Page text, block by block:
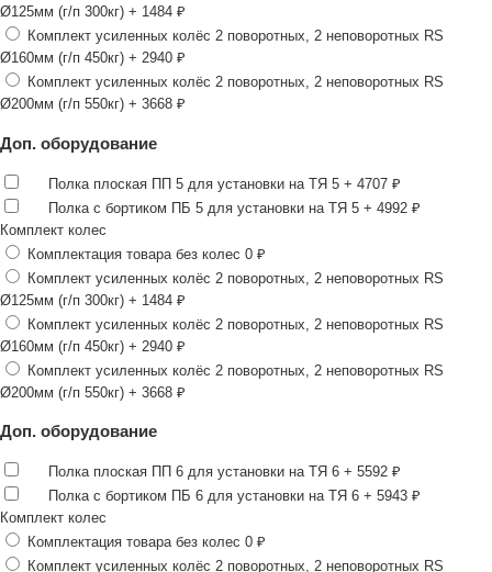
Ø125мм (г/п 300кг) + 1484 ₽
Комплект усиленных колёс 2 поворотных, 2 неповоротных RS
Ø160мм (г/п 450кг) + 2940 ₽
Комплект усиленных колёс 2 поворотных, 2 неповоротных RS
Ø200мм (г/п 550кг) + 3668 ₽
Доп. оборудование
Полка плоская ПП 5 для установки на ТЯ 5 + 4707 ₽
Полка с бортиком ПБ 5 для установки на ТЯ 5 + 4992 ₽
Комплект колес
Комплектация товара без колес 0 ₽
Комплект усиленных колёс 2 поворотных, 2 неповоротных RS
Ø125мм (г/п 300кг) + 1484 ₽
Комплект усиленных колёс 2 поворотных, 2 неповоротных RS
Ø160мм (г/п 450кг) + 2940 ₽
Комплект усиленных колёс 2 поворотных, 2 неповоротных RS
Ø200мм (г/п 550кг) + 3668 ₽
Доп. оборудование
Полка плоская ПП 6 для установки на ТЯ 6 + 5592 ₽
Полка с бортиком ПБ 6 для установки на ТЯ 6 + 5943 ₽
Комплект колес
Комплектация товара без колес 0 ₽
Комплект усиленных колёс 2 поворотных, 2 неповоротных RS